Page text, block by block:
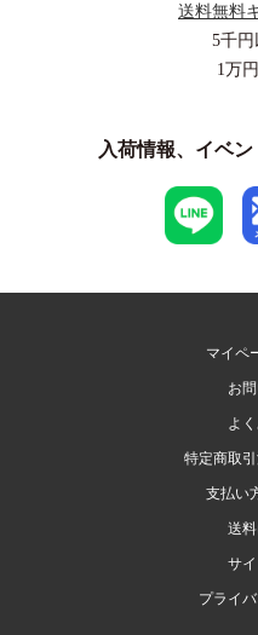
送料無料
5千円
1万
入荷情報、イベ
マイペ
お
よ
特定商取
支払い
送
サ
プライ